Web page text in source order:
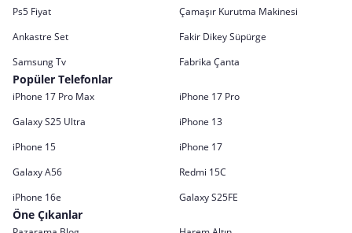
Ps5 Fiyat
Çamaşır Kurutma Makinesi
Ankastre Set
Fakir Dikey Süpürge
Samsung Tv
Fabrika Çanta
Popüler Telefonlar
iPhone 17 Pro Max
iPhone 17 Pro
Galaxy S25 Ultra
iPhone 13
iPhone 15
iPhone 17
Galaxy A56
Redmi 15C
iPhone 16e
Galaxy S25FE
Öne Çıkanlar